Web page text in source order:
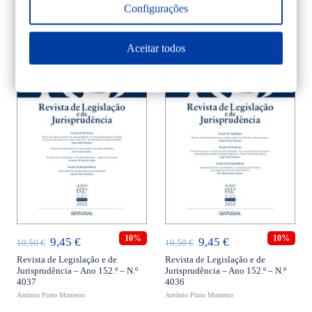
10,50 €.9,45 €.
10,50 €.9,45 €.
António Pinto Monteiro
ADICIONAR
10,50€ O
preço
era:
9,45 €O
preço
é:
10%
Revista de Legislação e de
Jurisprudência – Ano 152.º – N.º
4037
António Pinto Monteiro
ADICIONAR
10,50€ O
preço
era:
9,45 €O
preço
é:
10%
Revista de Legislação e de
Jurisprudência – Ano 152.º – N.º
4036
António Pinto Monteiro
Configurações
Aceitar todos